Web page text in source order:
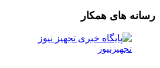
رسانه های همکار
تجهیزنیوز